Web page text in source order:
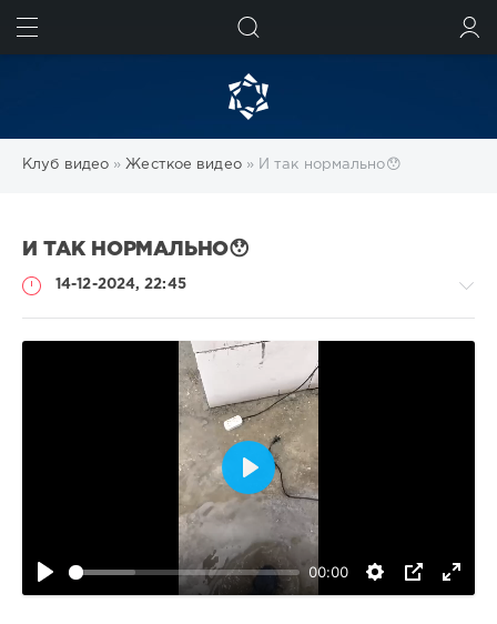
Клуб видео » Жесткое видео» И так нормально😯
И ТАК НОРМАЛЬНО😯
14-12-2024, 22:45
00:00
Воспроизвести